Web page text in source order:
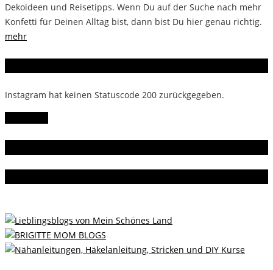
Dekoideen und Reisetipps. Wenn Du auf der Suche nach mehr
Konfetti für Deinen Alltag bist, dann bist Du hier genau richtig.
mehr
Instagram hat keinen Statuscode 200 zurückgegeben.